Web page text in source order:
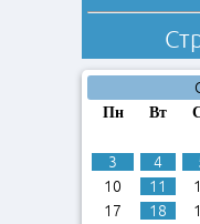
Пн Вт
3
4
10
11
17
18